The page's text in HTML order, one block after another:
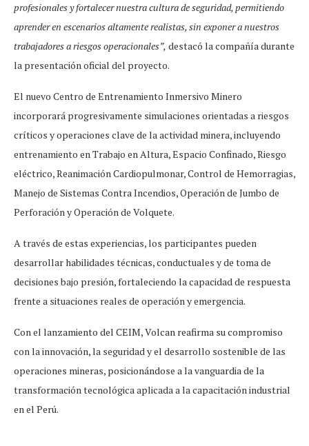
profesionales y fortalecer nuestra cultura de seguridad, permitiendo
aprender en escenarios altamente realistas, sin exponer a nuestros
trabajadores a riesgos operacionales”, destacó la compañía durante
la presentación oficial del proyecto.
El nuevo Centro de Entrenamiento Inmersivo Minero
incorporará progresivamente simulaciones orientadas a riesgos
críticos y operaciones clave de la actividad minera, incluyendo
entrenamiento en Trabajo en Altura, Espacio Confinado, Riesgo
eléctrico, Reanimación Cardiopulmonar, Control de Hemorragias,
Manejo de Sistemas Contra Incendios, Operación de Jumbo de
Perforación y Operación de Volquete.
A través de estas experiencias, los participantes pueden
desarrollar habilidades técnicas, conductuales y de toma de
decisiones bajo presión, fortaleciendo la capacidad de respuesta
frente a situaciones reales de operación y emergencia.
Con el lanzamiento del CEIM, Volcan reafirma su compromiso
con la innovación, la seguridad y el desarrollo sostenible de las
operaciones mineras, posicionándose a la vanguardia de la
transformación tecnológica aplicada a la capacitación industrial
en el Perú.